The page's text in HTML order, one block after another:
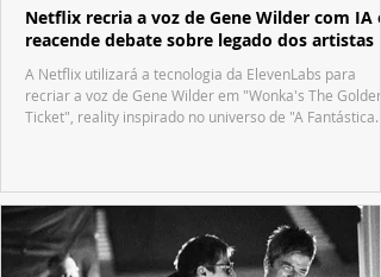
Netflix recria a voz de Gene Wilder com IA e
reacende debate sobre legado dos artistas
A Netflix utilizará a tecnologia da ElevenLabs para
recriar a voz de Gene Wilder em "Wonka's The Golden
Ticket", reality inspirado no universo de "A Fantástica